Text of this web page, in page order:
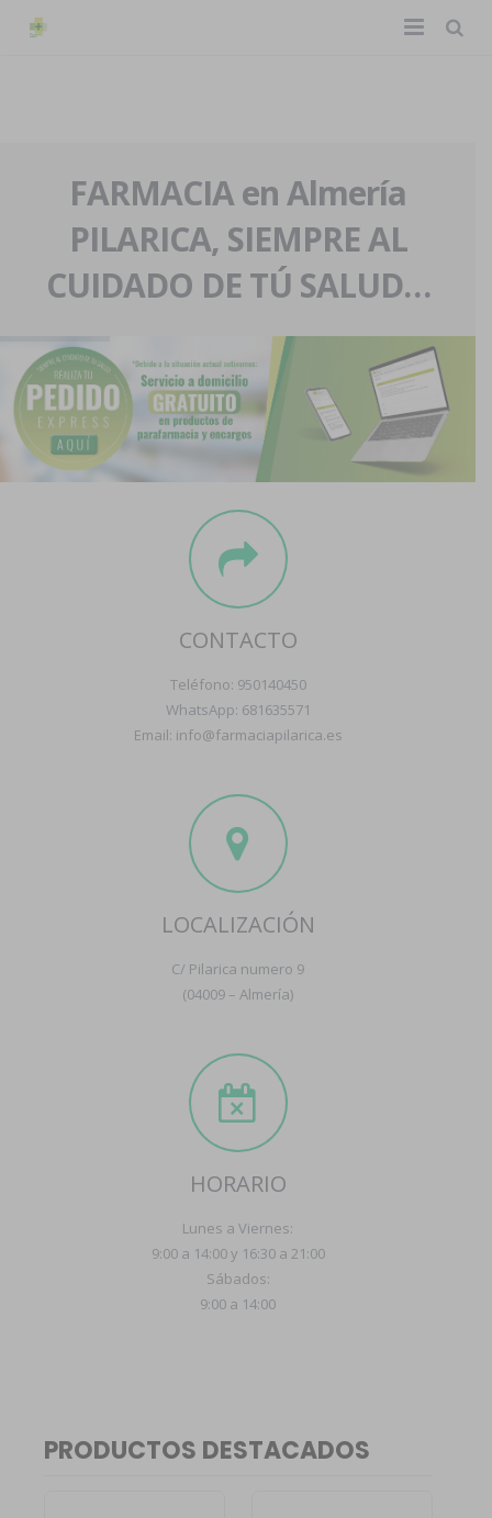
La farmacia
Nuestra historia
Nuestro equipo
Eventos
Servicios y reservas
Pedidos express
Blog
Contacto
Boletín
FARMACIA en Almería
PILARICA, SIEMPRE AL
CUIDADO DE TÚ SALUD…
CONTACTO
Teléfono: 950140450
WhatsApp: 681635571
Email: info@farmaciapilarica.es
LOCALIZACIÓN
C/ Pilarica numero 9
(04009 – Almería)
HORARIO
Lunes a Viernes:
9:00 a 14:00 y 16:30 a 21:00
Sábados:
9:00 a 14:00